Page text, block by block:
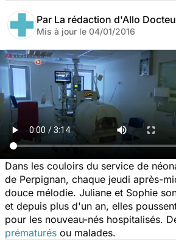
Par La rédaction d'Allo
Mis à jour le 04/01/2016
Dans les couloirs du service de
de Perpignan, chaque jeudi après-
douce mélodie. Juliane et Sophie
et depuis plus d'un an, elles
pour les nouveau-nés hospitalisés.
prématurés ou malades.